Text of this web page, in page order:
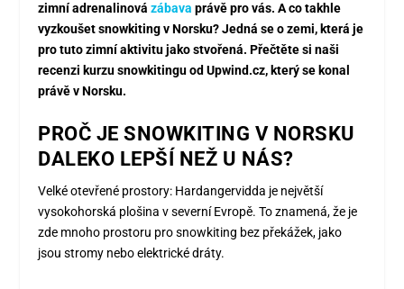
zimní adrenalinovázábava právě pro vás. A co takhle
vyzkoušet snowkiting v Norsku? Jedná se o zemi, která je
pro tuto zimní aktivitu jako stvořená. Přečtěte si naši
recenzi kurzu snowkitingu od Upwind.cz, který se konal
právě v Norsku.
PROČ JE SNOWKITING V NORSKU
DALEKO LEPŠÍ NEŽ U NÁS?
Velké otevřené prostory: Hardangervidda je největší
vysokohorská plošina v severní Evropě. To znamená, že je
zde mnoho prostoru pro snowkiting bez překážek, jako
jsou stromy nebo elektrické dráty.